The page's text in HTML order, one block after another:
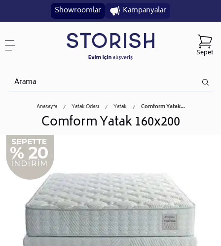
Showroomlar Kampanyalar
Sepet
Anasayfa Yatak Odası Yatak Comform Yatak...
Comform Yatak 160x200